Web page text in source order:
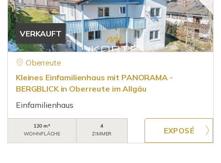
VERKAUFT
Oberreute
Kleines Einfamilienhaus mit PANORAMA -
BERGBLICK in Oberreute im Allgäu
Einfamilienhaus
120 m²
WOHNFLÄCHE
4
ZIMMER